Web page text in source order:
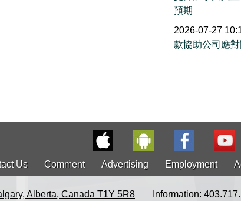
預期
2026-07-27
款協助公司應
Us Comment Advertising Employment
Alberta, Canada T1Y 5R8 Information: